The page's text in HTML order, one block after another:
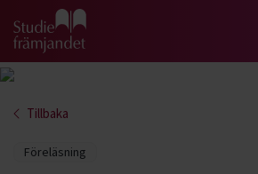
Gå till studiefrämjandets startsida
Tillbaka
Föreläsning